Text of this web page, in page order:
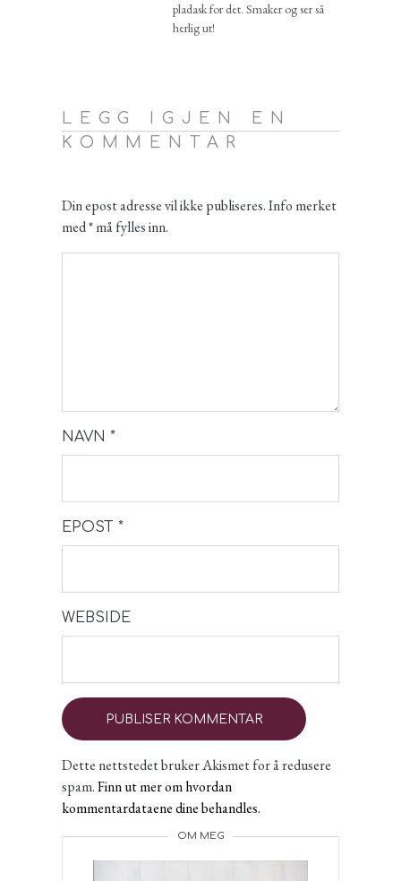
pladask for det. Smaker og ser så
herlig ut!
LEGG IGJEN EN
KOMMENTAR
Din epost adresse vil ikke publiseres. Info merket
med * må fylles inn.
NAVN *
EPOST *
WEBSIDE
Dette nettstedet bruker Akismet for å redusere
spam.Finn ut mer om hvordan
kommentardataene dine behandles.
OM MEG